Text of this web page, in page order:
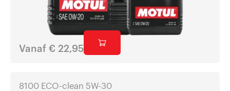
Vanaf € 22,95
8100 ECO-clean 5W-30